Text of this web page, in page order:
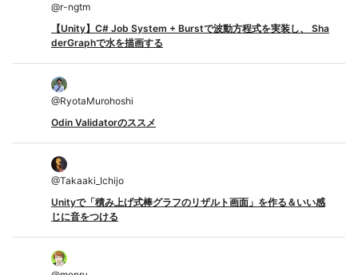
@r-ngtm
【Unity】C# Job System + Burstで波動方程式を実装し、 Sha
derGraphで水を描画する
@RyotaMurohoshi
Odin Validatorのススメ
@Takaaki_Ichijo
Unityで「積み上げ式棒グラフのリザルト画面」を作る＆いい感
じに音をつける